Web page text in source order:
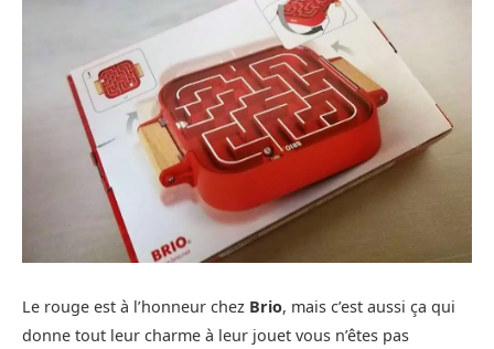
Le rouge est à l’honneur chez Brio, mais c’est aussi ça qui
donne tout leur charme à leur jouet vous n’êtes pas